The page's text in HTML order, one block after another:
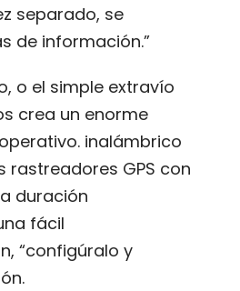
separado, se
de información.”
o el simple extravío
crea un enorme
inalámbrico
rastreadores GPS con
duración
fácil
“configúralo y